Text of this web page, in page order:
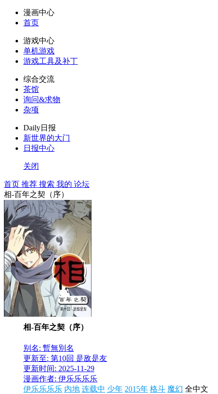
漫画中心
首页
游戏中心
单机游戏
游戏工具及补丁
综合交流
茶馆
询问&求物
杂项
Daily日报
新世界的大门
日报中心
关闭
首页 推荐 搜索 我的 论坛
相-百年之契（序）
相-百年之契（序）
别名: 暫無別名
更新至: 第10回 是敌是友
更新时间: 2025-11-29
漫画作者: 伊乐乐乐乐
伊乐乐乐乐 内地 连载中 少年 2015年 格斗 魔幻 全中文